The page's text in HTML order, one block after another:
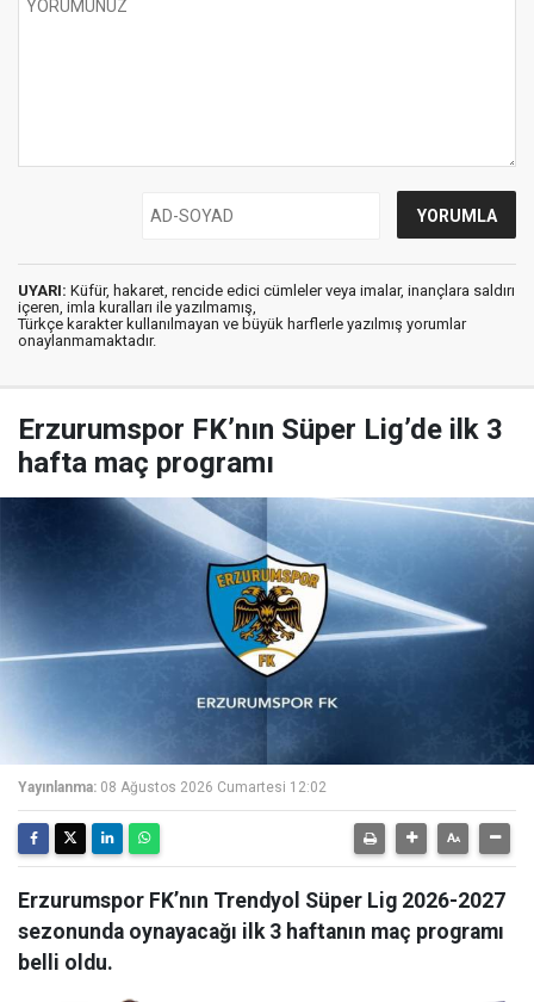
UYARI: Küfür, hakaret, rencide edici cümleler veya imalar, inançlara saldırı
içeren, imla kuralları ile yazılmamış,
Türkçe karakter kullanılmayan ve büyük harflerle yazılmış yorumlar
onaylanmamaktadır.
Erzurumspor FK’nın Süper Lig’de ilk 3
hafta maç programı
Yayınlanma: 08 Ağustos 2026 Cumartesi 12:02
Erzurumspor FK’nın Trendyol Süper Lig 2026-2027
sezonunda oynayacağı ilk 3 haftanın maç programı
belli oldu.